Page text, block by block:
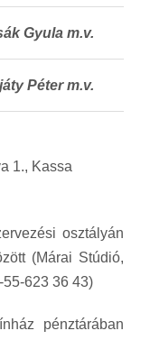
Gyula m.v.
Péter m.v.
1., Kassa
osztályán
(Márai Stúdió,
623 36 43)
pénztárában